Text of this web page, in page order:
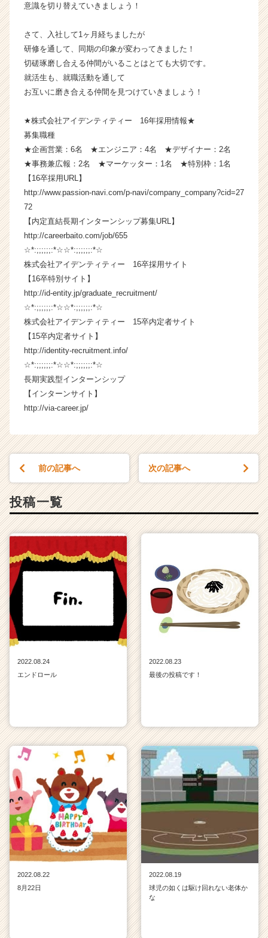
成
企
業
ら
ス
カ
ト
就
サ
ト
チ
ア
ャ
ア
（C
h
a
r）
意識を切り替えていきましょう！
さて、入社して1ヶ月経ちましたが
研修を通して、同期の印象が変わってきました！
切磋琢磨し合える仲間がいることはとても大切です。
就活生も、就職活動を通して
お互いに磨き合える仲間を見つけていきましょう！
★株式会社アイデンティティー 16年採用情報★
募集職種
★企画営業：6名 ★エンジニア：4名 ★デザイナー：2名
★事務兼広報：2名 ★マーケッター：1名 ★特別枠：1名
【16卒採用URL】
http://www.passion-navi.com/p-navi/company_company?cid=27
72
【内定直結長期インターンシップ募集URL】
http://careerbaito.com/job/655
☆*:;;;;;;:*☆☆*:;;;;;;:*☆
株式会社アイデンティティー 16卒採用サイト
【16卒特別サイト】
http://id-entity.jp/graduate_recruitment/
☆*:;;;;;;:*☆☆*:;;;;;;:*☆
株式会社アイデンティティー 15卒内定者サイト
【15卒内定者サイト】
http://identity-recruitment.info/
☆*:;;;;;;:*☆☆*:;;;;;;:*☆
長期実践型インターンシップ
【インターンサイト】
http://via-career.jp/
前の記事へ 次の記事へ
投稿一覧
2022.08.24
エンドロール
2022.08.23
最後の投稿です！
2022.08.22
8月22日
2022.08.19
球児の如くは駆け回れない老体か
な